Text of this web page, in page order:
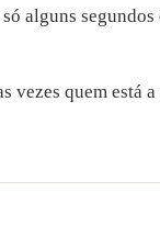
alguns
vezes quem